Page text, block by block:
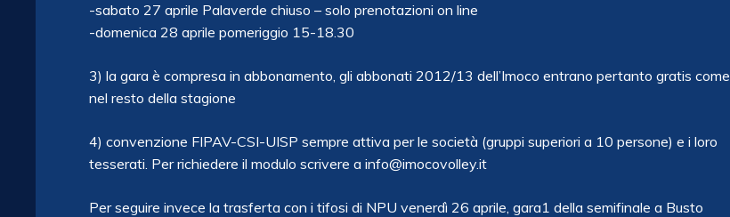
-sabato 27 aprile Palaverde chiuso – solo prenotazioni on line
-domenica 28 aprile pomeriggio 15-18.30
3) la gara è compresa in abbonamento, gli abbonati 2012/13 dell’Imoco entrano pertanto gratis come
nel resto della stagione
4) convenzione FIPAV-CSI-UISP sempre attiva per le società (gruppi superiori a 10 persone) e i loro
tesserati. Per richiedere il modulo scrivere a info@imocovolley.it
Per seguire invece la trasferta con i tifosi di NPU venerdì 26 aprile, gara1 della semifinale a Busto